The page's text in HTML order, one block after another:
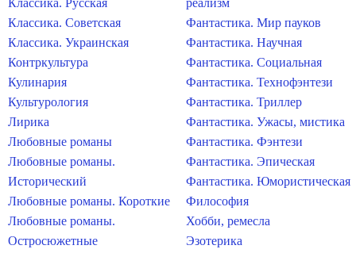
Классика. Русская
Классика. Советская
Классика. Украинская
Контркультура
Кулинария
Культурология
Лирика
Любовные романы
Любовные романы.
Исторический
Любовные романы. Короткие
Любовные романы.
Остросюжетные
реализм
Фантастика. Мир пауков
Фантастика. Научная
Фантастика. Социальная
Фантастика. Технофэнтези
Фантастика. Триллер
Фантастика. Ужасы, мистика
Фантастика. Фэнтези
Фантастика. Эпическая
Фантастика. Юмористическая
Философия
Хобби, ремесла
Эзотерика